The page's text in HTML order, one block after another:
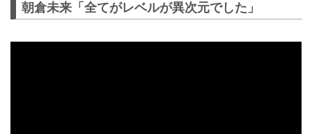
朝倉未来「全てがレベルが異次元でした」